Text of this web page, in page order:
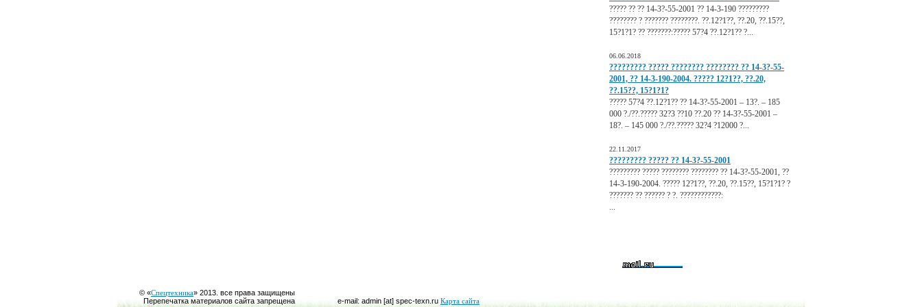
????? ?? ?? 14-3?-55-2001 ?? 14-3-190 ?????????
???????? ? ??????? ????????. ??.12?1??, ??.20, ??.15??,
15?1?1? ?? ???????:????? 57?4 ??.12?1?? ?...
06.06.2018
????????? ????? ???????? ???????? ?? 14-3?-55-
2001, ?? 14-3-190-2004. ????? 12?1??, ??.20,
??.15??, 15?1?1?
????? 57?4 ??.12?1?? ?? 14-3?-55-2001 – 13?. – 185
000 ?./??.????? 32?3 ??10 ??.20 ?? 14-3?-55-2001 –
18?. – 145 000 ?./??.????? 32?4 ?12000 ?...
22.11.2017
????????? ????? ?? 14-3?-55-2001
????????? ????? ???????? ???????? ?? 14-3?-55-2001, ??
14-3-190-2004. ????? 12?1??, ??.20, ??.15??, 15?1?1? ?
??????? ?? ?????? ? ?. ????????????:
...
© «Спецтехника» 2013. все права защищены
Перепечатка материалов сайта запрещена
e-mail: admin [at] spec-texn.ru Карта сайта